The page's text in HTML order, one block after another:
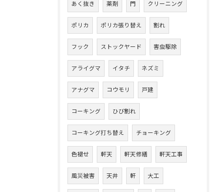
あく抜き 薬剤 門 クリーニング
ポリカ ポリカ張り替え 割れ
フック ストックヤード 害虫駆除
アライグマ イタチ ネズミ
アナグマ コウモリ 戸建
コーキング ひび割れ
コーキング打ち替え チョーキング
色褪せ 軒天 軒天修繕 軒天工事
風災被害 天井 軒 大工